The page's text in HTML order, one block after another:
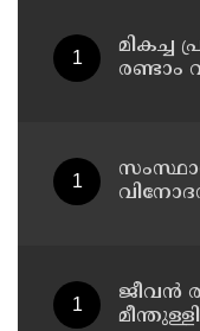
സമിതി
മികച്ച
രണ്ടാം
ജീവൻ